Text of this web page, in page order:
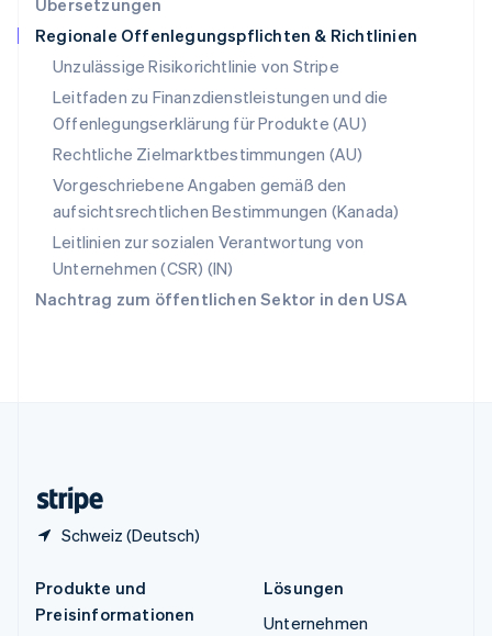
Übersetzungen
Regionale Offenlegungspflichten & Richtlinien
Unzulässige Risikorichtlinie von Stripe
Leitfaden zu Finanzdienstleistungen und die
Offenlegungserklärung für Produkte (AU)
Rechtliche Zielmarktbestimmungen (AU)
Vorgeschriebene Angaben gemäß den
aufsichtsrechtlichen Bestimmungen (Kanada)
Leitlinien zur sozialen Verantwortung von
Unternehmen (CSR) (IN)
Nachtrag zum öffentlichen Sektor in den USA
Schweiz (Deutsch)
English
Slowenien
English Italiano
Sonderverwaltungsregion Hongkong,
China
English简体中文
Spanien
Thailand
ไทยEnglish
Tschechische Republik
English
English
Produkte und
Preisinformationen
Lösungen
Unternehmen